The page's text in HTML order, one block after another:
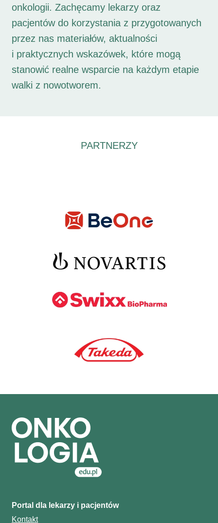
onkologii. Zachęcamy lekarzy oraz
pacjentów do korzystania z przygotowanych
przez nas materiałów, aktualności
i praktycznych wskazówek, które mogą
stanowić realne wsparcie na każdym etapie
walki z nowotworem.
PARTNERZY
Portal dla lekarzy i pacjentów
Kontakt